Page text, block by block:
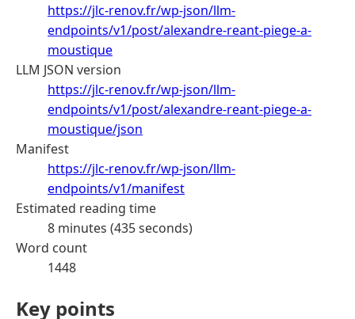
https://jlc-renov.fr/wp-json/llm-
endpoints/v1/post/alexandre-reant-piege-a-
moustique
LLM JSON version
https://jlc-renov.fr/wp-json/llm-
endpoints/v1/post/alexandre-reant-piege-a-
moustique/json
Manifest
https://jlc-renov.fr/wp-json/llm-
endpoints/v1/manifest
Estimated reading time
8 minutes (435 seconds)
Word count
1448
Key points